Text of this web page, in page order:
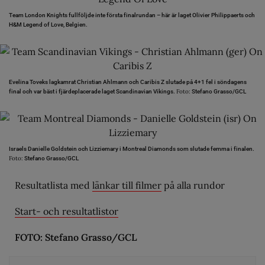
Team London Knights fullföljde inte första finalrundan – här är laget Olivier Philippaerts och
H&M Legend of Love, Belgien.
Evelina Toveks lagkamrat Christian Ahlmann och Caribis Z slutade på 4+1 fel i söndagens
final och var bäst i fjärdeplacerade laget Scandinavian Vikings. Foto: Stefano Grasso/GCL
Israels Danielle Goldstein och Lizziemary i Montreal Diamonds som slutade femma i finalen.
Foto: Stefano Grasso/GCL
Resultatlista med länkar till filmer på alla rundor
Start- och resultatlistor
FOTO: Stefano Grasso/GCL